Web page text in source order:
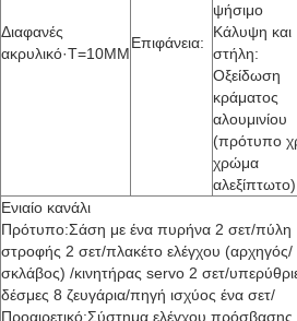
Διαφανές
ακρυλικό·T=10MM
Επιφάνεια:
ψήσιμο
Κάλυψη και
στήλη:
Οξείδωση
κράματος
αλουμινίου
(πρότυπο
χρώμα
αλεξίπτωτο)
Ενιαίο κανάλι
Πρότυπο:Σάση με ένα πυρήνα 2 σετ/πύλη
στροφής 2 σετ/πλακέτο ελέγχου (αρχηγός/
σκλάβος) /κινητήρας servo 2 σετ/
δέσμες 8 ζευγάρια/πηγή ισχύος ένα σετ/
Προαιρετικό:Σύστημα ελέγχου πρόσβασης